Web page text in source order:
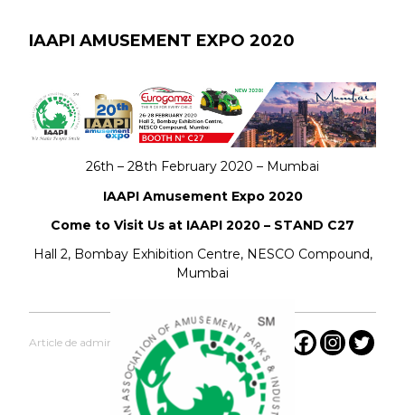
IAAPI AMUSEMENT EXPO 2020
26th – 28th February 2020 – Mumbai
IAAPI Amusement Expo 2020
Come to Visit Us at IAAPI 2020 – STAND C27
Hall 2, Bombay Exhibition Centre, NESCO Compound,
Mumbai
Article de admin 14 February 2020